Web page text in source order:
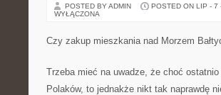
POSTED BY ADMIN POSTED ON LIP - 7
WYŁĄCZONA
Czy zakup mieszkania nad Morzem
Trzeba mieć na uwadze, że choć
Polaków, to jednakże nikt tak naprawdę